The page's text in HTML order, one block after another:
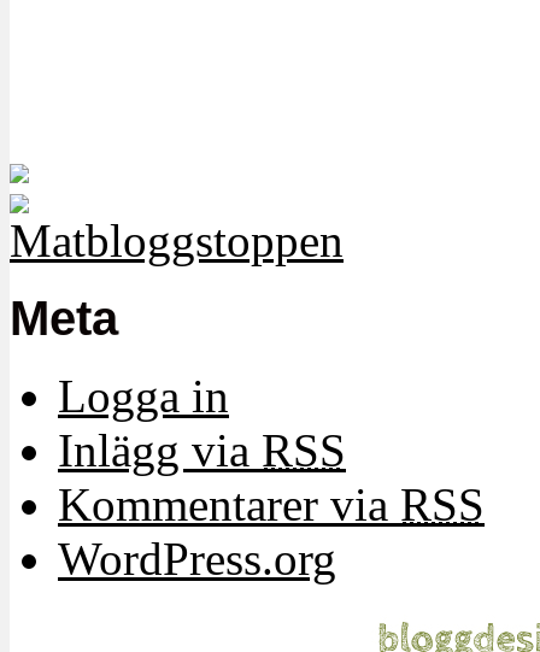
Meta
Logga in
Inlägg via RSS
Kommentarer via RSS
WordPress.org